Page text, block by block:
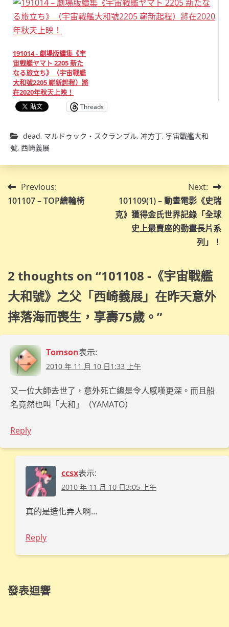
191014 - 劇場版續集《宇
宙戦艦ヤマト 2205 新た
なる旅立ち》（宇宙戰艦
大和號2205 嶄新起程）將
在2020年秋天上映！
Threads
dead, マルドゥック・スクランブル, 冲方丁, 宇宙戰艦大和
號, 西崎義展
文 Previous:
101107 – TOP繪輪椅
Next:
101109(1) – 動畫電影《史瑞
克》獲得金氏世界記錄「全球
史上最賣座的動畫長片系
列」！
2 thoughts on “101108 -《宇宙戰艦
大和號》之父「西崎義展」在昨天意外
摔落海而喪生，享壽75歲。 ”
Tomson表示:
2010 年 11 月 10 日1:33 上午
又一位大師去世了，意外死亡總是令人感嘆更深。而且船
名竟然也叫「大和」（YAMATO）
Reply
ccsx表示:
2010 年 11 月 10 日3:05 上午
真的是造化弄人啊…
Reply
發表迴響